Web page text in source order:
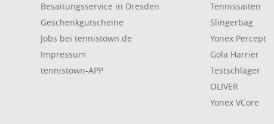
Besaitungsservice in Dresden
Geschenkgutscheine
Jobs bei tennistown.de
Impressum
tennistown-APP
Tennissaiten
Slingerbag
Yonex Percept
Gola Harrier
Testschläger
OLIVER
Yonex VCore